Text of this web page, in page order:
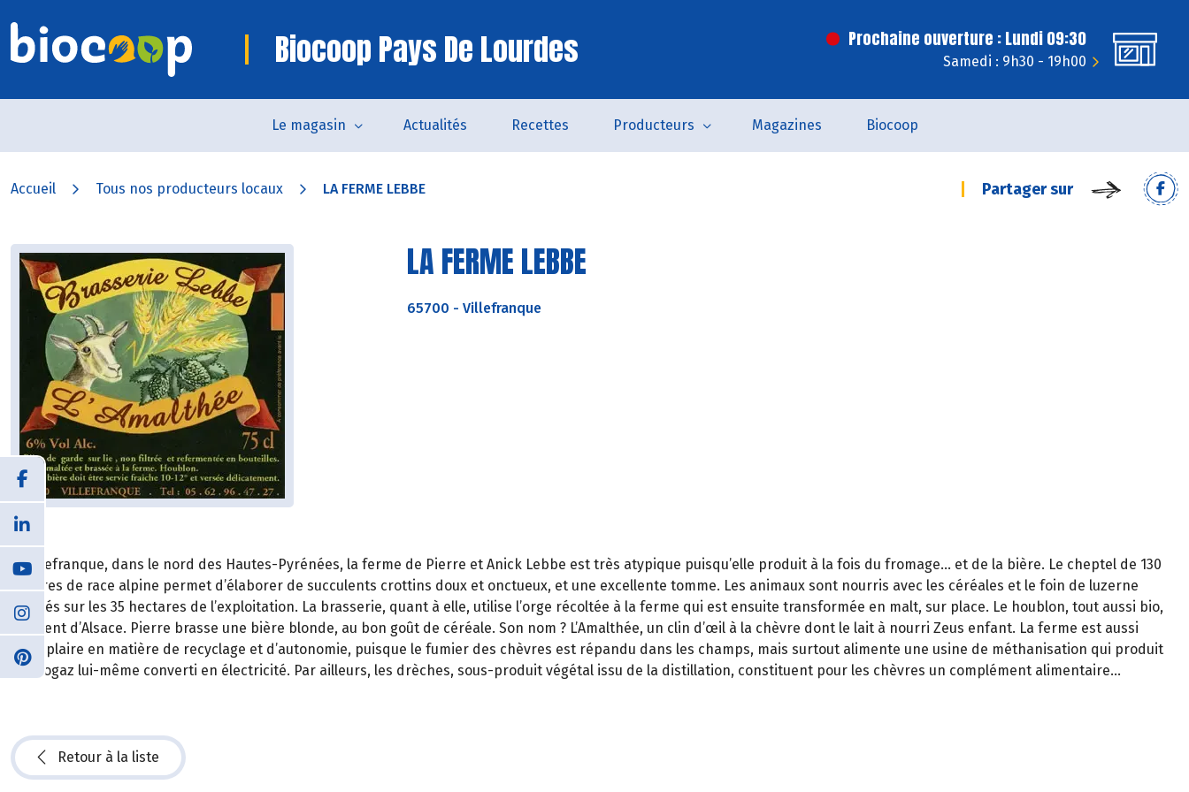
Biocoop Pays De Lourdes Prochaine ouverture : Lundi 09:30
Samedi : 9h30 - 19h00
Le magasin Actualités Recettes Producteurs Magazines Biocoop
Accueil Tous nos producteurs locaux LA FERME LEBBE Partager sur
LA FERME LEBBE
65700 - Villefranque
A Villefranque, dans le nord des Hautes-Pyrénées, la ferme de Pierre et Anick Lebbe est très atypique puisqu’elle produit à la fois du fromage… et de la bière. Le cheptel de 130
chèvres de race alpine permet d’élaborer de succulents crottins doux et onctueux, et une excellente tomme. Les animaux sont nourris avec les céréales et le foin de luzerne
cultivés sur les 35 hectares de l’exploitation. La brasserie, quant à elle, utilise l’orge récoltée à la ferme qui est ensuite transformée en malt, sur place. Le houblon, tout aussi bio,
provient d’Alsace. Pierre brasse une bière blonde, au bon goût de céréale. Son nom ? L’Amalthée, un clin d’œil à la chèvre dont le lait à nourri Zeus enfant. La ferme est aussi
exemplaire en matière de recyclage et d’autonomie, puisque le fumier des chèvres est répandu dans les champs, mais surtout alimente une usine de méthanisation qui produit
du biogaz lui-même converti en électricité. Par ailleurs, les drèches, sous-produit végétal issu de la distillation, constituent pour les chèvres un complément alimentaire…
Retour à la liste